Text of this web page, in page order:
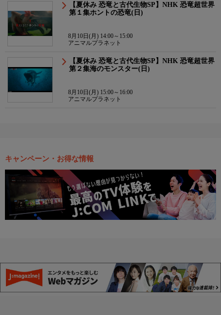
【夏休み 恐竜と古代生物SP】NHK 恐竜超世界
第１集ホントの恐竜(日)
8月10日(月) 14:00～15:00
アニマルプラネット
【夏休み 恐竜と古代生物SP】NHK 恐竜超世界
第２集海のモンスター(日)
8月10日(月) 15:00～16:00
アニマルプラネット
キャンペーン・お得な情報